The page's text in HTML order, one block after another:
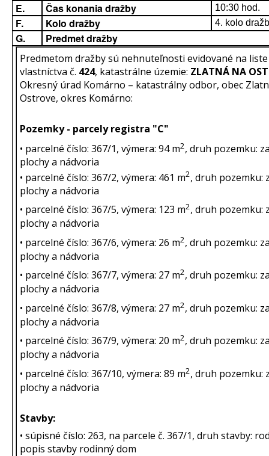
E. Čas konania dražby 10:30 hod.
F. Kolo dražby 4. kolo
G. Predmet dražby
Predmetom dražby sú nehnuteľnosti evidované na liste
vlastníctva č. 424, katastrálne územie: ZLATNÁ NA
Okresný úrad Komárno – katastrálny odbor, obec
Ostrove, okres Komárno:
Pozemky - parcely registra "C"
• parcelné číslo: 367/1, výmera: 94 m2, druh pozemku:
plochy a nádvoria
• parcelné číslo: 367/2, výmera: 461 m2, druh pozemku:
plochy a nádvoria
• parcelné číslo: 367/5, výmera: 123 m2, druh pozemku:
plochy a nádvoria
• parcelné číslo: 367/6, výmera: 26 m2, druh pozemku:
plochy a nádvoria
• parcelné číslo: 367/7, výmera: 27 m2, druh pozemku:
plochy a nádvoria
• parcelné číslo: 367/8, výmera: 27 m2, druh pozemku:
plochy a nádvoria
• parcelné číslo: 367/9, výmera: 20 m2, druh pozemku:
plochy a nádvoria
• parcelné číslo: 367/10, výmera: 89 m2, druh pozemku:
plochy a nádvoria
Stavby:
• súpisné číslo: 263, na parcele č. 367/1, druh stavby:
popis stavby rodinný dom